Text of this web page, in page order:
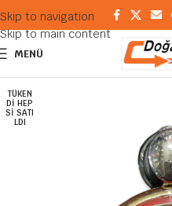
Skip to navigation
Skip to main content
MENÜ
TÜKEN
DI HEP
SI SATI
LDI